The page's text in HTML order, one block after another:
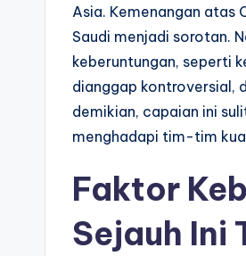
Asia. Kemenangan atas
Saudi menjadi sorotan.
keberuntungan, seperti
dianggap kontroversial,
demikian, capaian ini
menghadapi tim-tim
Faktor
Sejauh Ini